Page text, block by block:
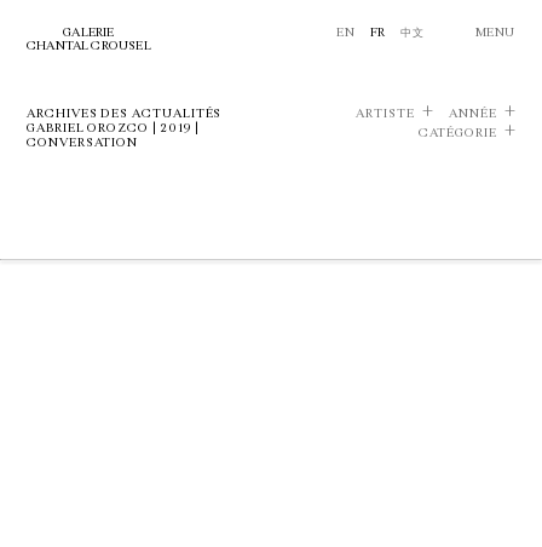
GALERIE
CHANTAL CROUSEL
EN FR 中文 MENU
ARCHIVES DES ACTUALITÉS
GABRIEL OROZCO | 2019 |
CONVERSATION
ARTISTE
ANNÉE
CATÉGORIE